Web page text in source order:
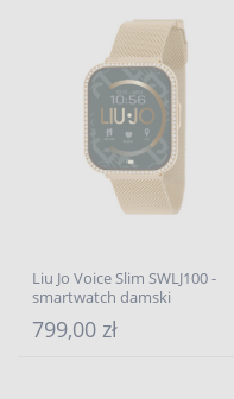
Liu Jo Voice Slim SWLJ100 -
smartwatch damski
799,00 zł